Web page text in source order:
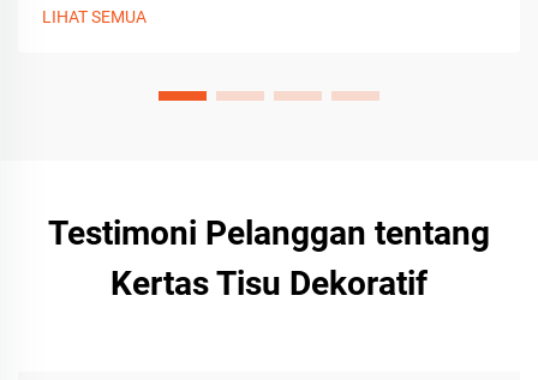
LIHAT SEMUA
Testimoni Pelanggan tentang
Kertas Tisu Dekoratif